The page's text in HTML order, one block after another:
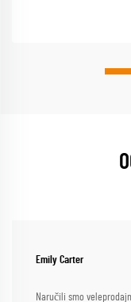
Emily Carter
Naručili smo